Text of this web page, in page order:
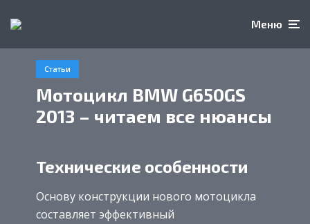
Меню
Статьи
Мотоцикл BMW G650GS
2013 – читаем все нюансы
Технические особенности
Основу конструкции нового мотоцикла
составляет эффективный